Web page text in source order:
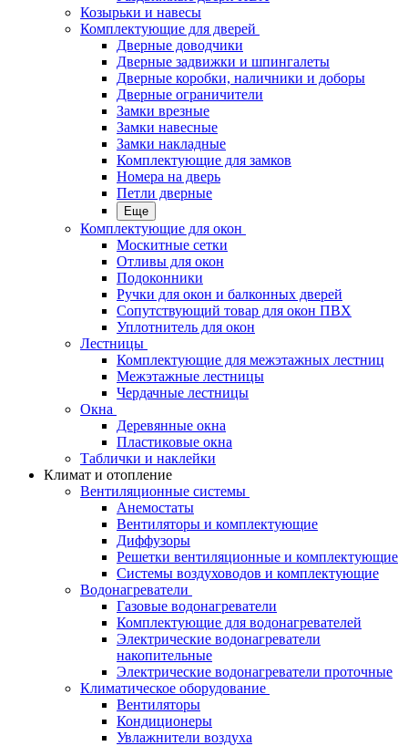
Козырьки и навесы
Комплектующие для дверей
Дверные доводчики
Дверные задвижки и шпингалеты
Дверные коробки, наличники и доборы
Дверные ограничители
Замки врезные
Замки навесные
Замки накладные
Комплектующие для замков
Номера на дверь
Петли дверные
Еще
Комплектующие для окон
Москитные сетки
Отливы для окон
Подоконники
Ручки для окон и балконных дверей
Сопутствующий товар для окон ПВХ
Уплотнитель для окон
Лестницы
Комплектующие для межэтажных лестниц
Межэтажные лестницы
Чердачные лестницы
Окна
Деревянные окна
Пластиковые окна
Таблички и наклейки
Климат и отопление
Вентиляционные системы
Анемостаты
Вентиляторы и комплектующие
Диффузоры
Решетки вентиляционные и комплектующие
Системы воздуховодов и комплектующие
Водонагреватели
Газовые водонагреватели
Комплектующие для водонагревателей
Электрические водонагреватели
накопительные
Электрические водонагреватели проточные
Климатическое оборудование
Вентиляторы
Кондиционеры
Увлажнители воздуха